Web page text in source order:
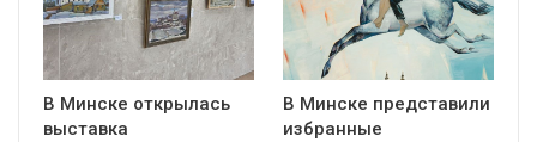
В Минске открылась
выставка
В Минске представили
избранные